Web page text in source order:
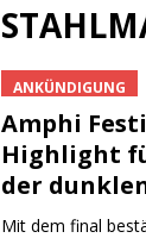
ANKÜNDIGUNG
Amphi
Highlight
der
Mit dem final